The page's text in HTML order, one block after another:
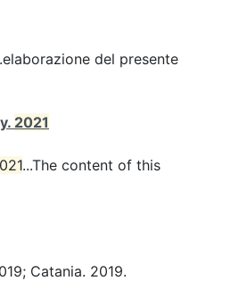
del presente
2021
...The content of this
Catania. 2019.